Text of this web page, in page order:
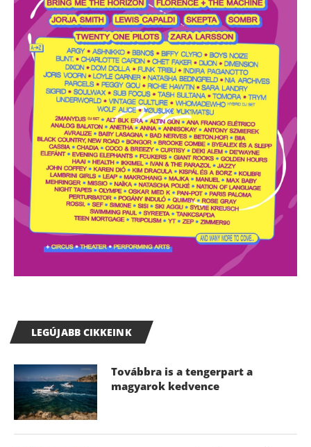
LEGÚJABB CIKKEINK
Továbbra is a tengerpart a
magyarok kedvence